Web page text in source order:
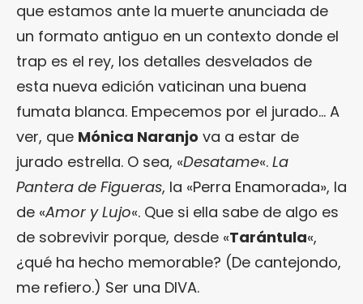
que estamos ante la muerte anunciada de
un formato antiguo en un contexto donde el
trap es el rey, los detalles desvelados de
esta nueva edición vaticinan una buena
fumata blanca. Empecemos por el jurado… A
ver, que Mónica Naranjo va a estar de
jurado estrella. O sea, «Desatame«. La
Pantera de Figueras, la «Perra Enamorada», la
de «Amor y Lujo«. Que si ella sabe de algo es
de sobrevivir porque, desde «Tarántula«,
¿qué ha hecho memorable? (De cantejondo,
me refiero.) Ser una DIVA.